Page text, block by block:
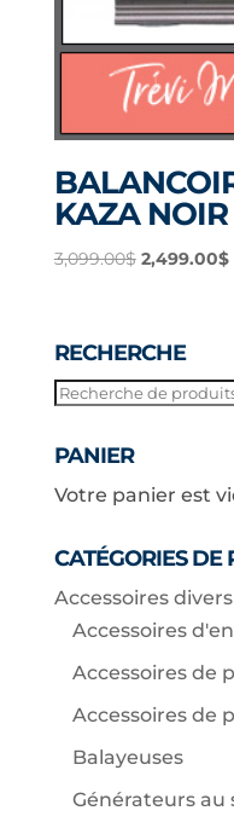
KAZA NOIR
3,099.00$ Le
était :
3,099.00$.
2,499.00$
RECHERCHE
Recherche
PANIER
Votre panier est
CATÉGORIES DE
Accessoires divers
Accessoires
Accessoires de
Accessoires de
Balayeuses
Générateurs au